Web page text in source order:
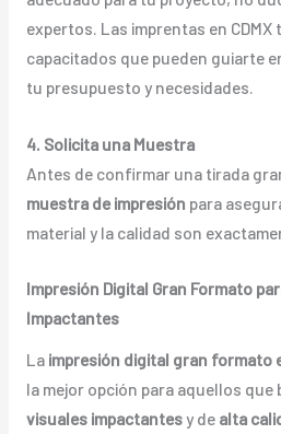
expertos. Las imprentas en
capacitados que pueden guiarte
tu presupuesto y necesidades.
4. Solicita una Muestra
Antes de confirmar una tirada
muestra de impresión para
material y la calidad son
Impresión Digital Gran Formato
Impactantes
La impresión digital gran formato
la mejor opción para aquellos que
visuales impactantesy de alta